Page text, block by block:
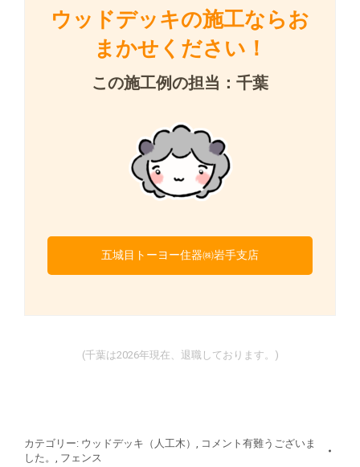
ウッドデッキの施工ならお
まかせください！
この施工例の担当：千葉
五城目トーヨー住器㈱岩手支店
(千葉は2026年現在、退職しております。)
カテゴリー: ウッドデッキ（人工木）
コメント有難うございま
した。
フェンス